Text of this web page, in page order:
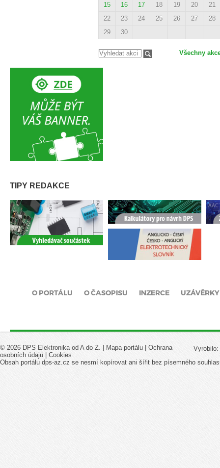
15
16 17 18 19 20
21
22
23 24 25 26 27
28
29
30
Všechny
TIPY REDAKCE
O PORTÁLU O ČASOPISU INZERCE UZÁVĚRKY
Vyrobilo:
© 2026 DPS Elektronika od A do Z. | Mapa portálu
Ochrana
osobních údajů
Cookies
Obsah portálu dps-az.cz se nesmí kopírovat ani šířit bez písemného